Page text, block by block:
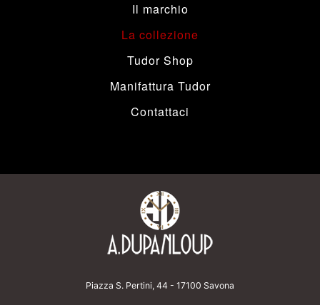
Il marchio
La collezione
Tudor Shop
Manifattura Tudor
Contattaci
Piazza S. Pertini, 44 - 17100 Savona